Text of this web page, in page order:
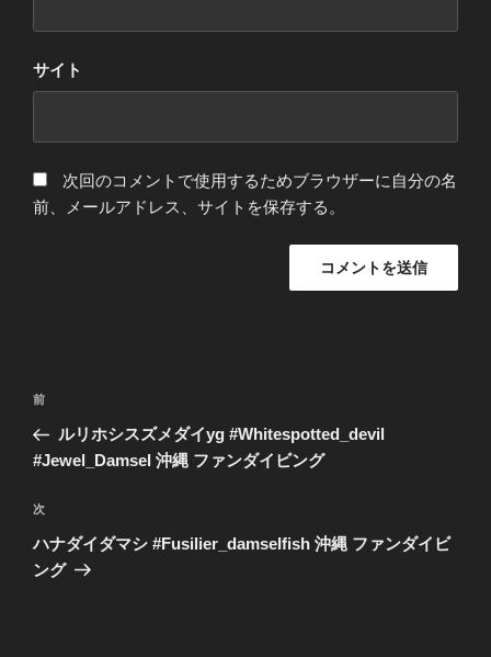
サイト
次回のコメントで使用するためブラウザーに自分の名
前、メールアドレス、サイトを保存する。
投
ナ
ゲ
ー
シ
過
去
の
稿
前
ルリホシスズメダイyg #Whitespotted_devil
#Jewel_Damsel 沖縄 ファンダイビング
次
の
投
次
ハナダイダマシ #Fusilier_damselfish 沖縄 ファンダイビ
ング